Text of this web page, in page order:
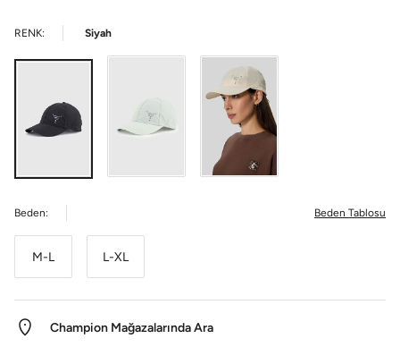
RENK: Siyah
Beden: Beden Tablosu
M-L L-XL
Champion Mağazalarında Ara